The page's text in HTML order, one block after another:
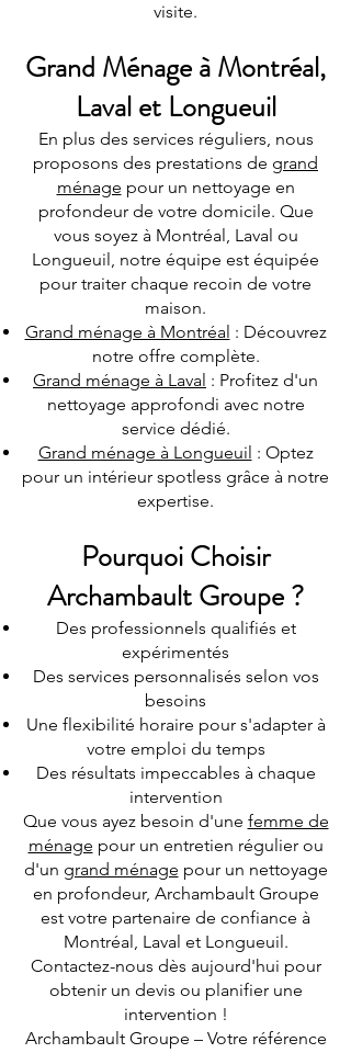
visite.
Grand Ménage à Montréal,
Laval et Longueuil
En plus des services réguliers, nous
proposons des prestations de grand
ménage pour un nettoyage en
profondeur de votre domicile. Que
vous soyez à Montréal, Laval ou
Longueuil, notre équipe est équipée
pour traiter chaque recoin de votre
maison.
Grand ménage à Montréal : Découvrez
notre offre complète.
Grand ménage à Laval : Profitez d'un
nettoyage approfondi avec notre
service dédié.
Grand ménage à Longueuil : Optez
pour un intérieur spotless grâce à notre
expertise.
Pourquoi Choisir
Archambault Groupe ?
Des professionnels qualifiés et
expérimentés
Des services personnalisés selon vos
besoins
Une flexibilité horaire pour s'adapter à
votre emploi du temps
Des résultats impeccables à chaque
intervention
Que vous ayez besoin d'une femme de
ménage pour un entretien régulier ou
d'un grand ménage pour un nettoyage
en profondeur, Archambault Groupe
est votre partenaire de confiance à
Montréal, Laval et Longueuil.
Contactez-nous dès aujourd'hui pour
obtenir un devis ou planifier une
intervention !
Archambault Groupe – Votre référence